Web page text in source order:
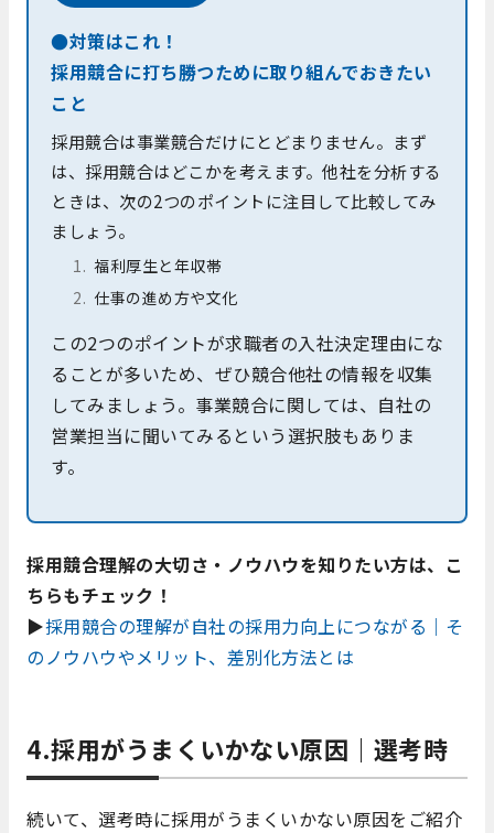
●対策はこれ！
採用競合に打ち勝つために取り組んでおきたい
こと
採用競合は事業競合だけにとどまりません。まず
は、採用競合はどこかを考えます。他社を分析する
ときは、次の2つのポイントに注目して比較してみ
ましょう。
福利厚生と年収帯
仕事の進め方や文化
この2つのポイントが求職者の入社決定理由にな
ることが多いため、ぜひ競合他社の情報を収集
してみましょう。事業競合に関しては、自社の
営業担当に聞いてみるという選択肢もありま
す。
採用競合理解の大切さ・ノウハウを知りたい方は、こ
ちらもチェック！
▶採用競合の理解が自社の採用力向上につながる｜そ
のノウハウやメリット、差別化方法とは
4.採用がうまくいかない原因｜選考時
続いて、選考時に採用がうまくいかない原因をご紹介